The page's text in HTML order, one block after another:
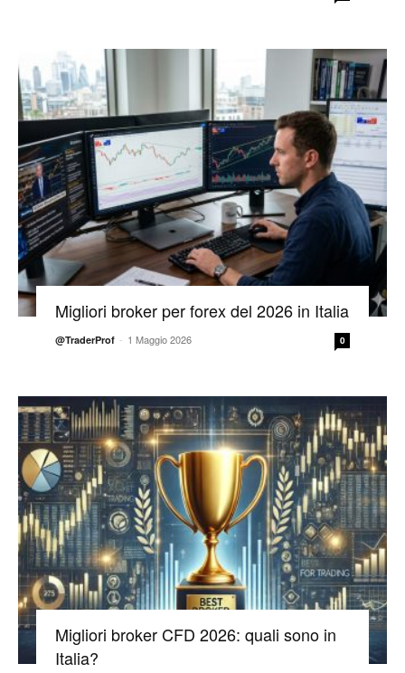
Migliori broker per forex del 2026 in Italia
@TraderProf - 1 Maggio 2026 0
Migliori broker CFD 2026: quali sono in
Italia?